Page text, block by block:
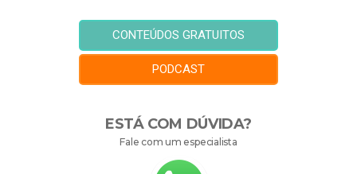
CONTEÚDOS GRATUITOS
PODCAST
ESTÁ COM DÚVIDA?
Fale com um especialista